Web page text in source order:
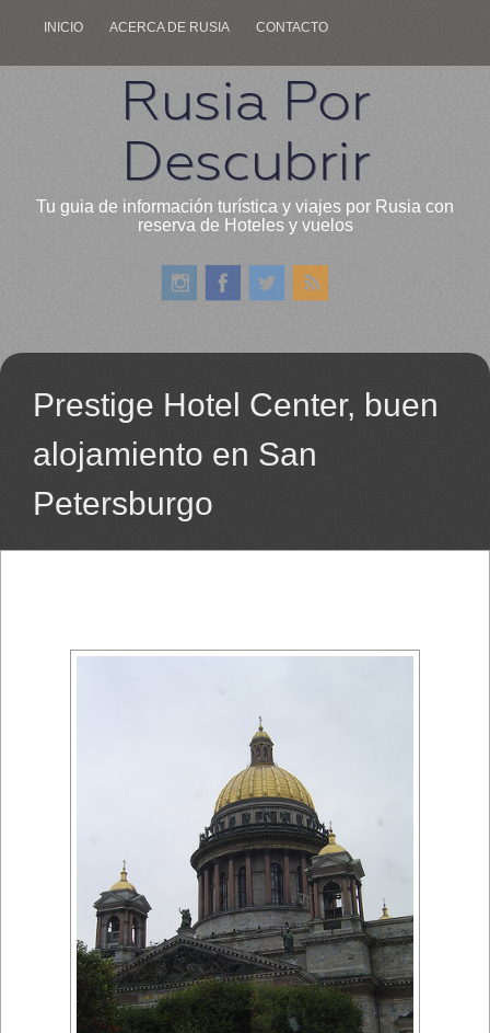
INICIO ACERCA DE RUSIA CONTACTO
Rusia Por
Descubrir
Tu guia de información turística y viajes por Rusia con
reserva de Hoteles y vuelos
Prestige Hotel Center, buen
alojamiento en San
Petersburgo